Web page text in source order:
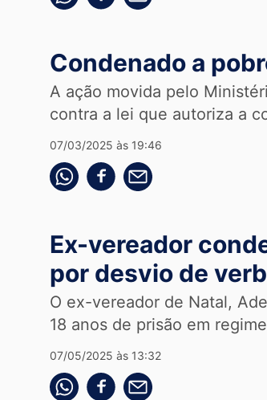
Condenado a
A ação movida pelo
contra a lei que autoriza a
07/03/2025 às 19:46
Compartilhe pelo whatsapp
Compartilhar no facebook
Compartilhe pelo email
Ex-vereador
por desvio de
O ex-vereador de Natal,
18 anos de prisão em
07/05/2025 às 13:32
Compartilhe pelo whatsapp
Compartilhar no facebook
Compartilhe pelo email